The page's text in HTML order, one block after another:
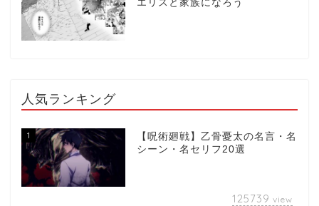
エリスと家族になろう
人気ランキング
1
【呪術廻戦】乙骨憂太の名言・名
シーン・名セリフ20選
125739 view